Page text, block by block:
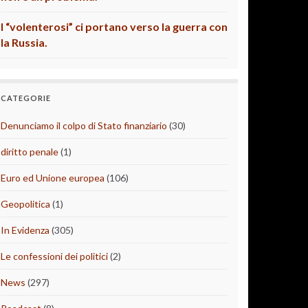
I “volenterosi” ci portano verso la guerra con
la Russia.
CATEGORIE
Denunciamo il colpo di Stato finanziario (30)
diritto penale(1)
Euro ed Unione europea (106)
Geopolitica (1)
In Evidenza (305)
Le confessioni dei politici(2)
News (297)